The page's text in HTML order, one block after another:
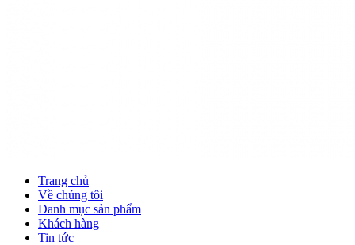
Trang chủ
Về chúng tôi
Danh mục sản phẩm
Khách hàng
Tin tức